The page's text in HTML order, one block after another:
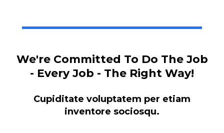
We're Committed To Do The Job
- Every Job - The Right Way!
Cupiditate voluptatem per etiam
inventore sociosqu.